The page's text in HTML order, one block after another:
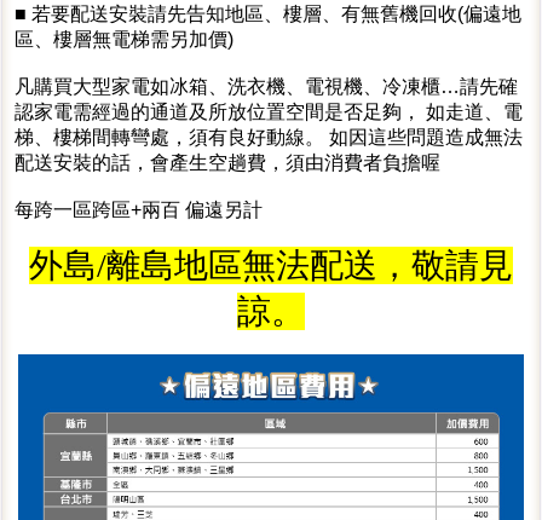
■ 若要配送安裝請先告知地區、樓層、有無舊機回收(偏遠地
區、樓層無電梯需另加價)
凡購買大型家電如冰箱、洗衣機、電視機、冷凍櫃…請先確
認家電需經過的通道及所放位置空間是否足夠， 如走道、電
梯、樓梯間轉彎處，須有良好動線。 如因這些問題造成無法
配送安裝的話，會產生空趟費，須由消費者負擔喔
每跨一區跨區+兩百 偏遠另計
外島/離島地區無法配送，敬請見
諒。